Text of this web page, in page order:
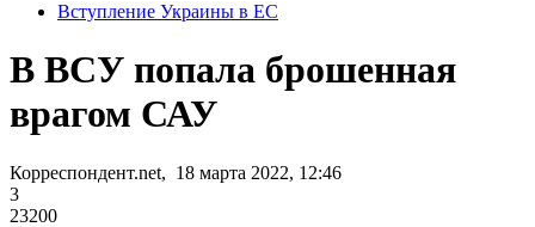
Вступление Украины в ЕС
В ВСУ попала брошенная
врагом САУ
Корреспондент.net, 18 марта 2022, 12:46
3
23200